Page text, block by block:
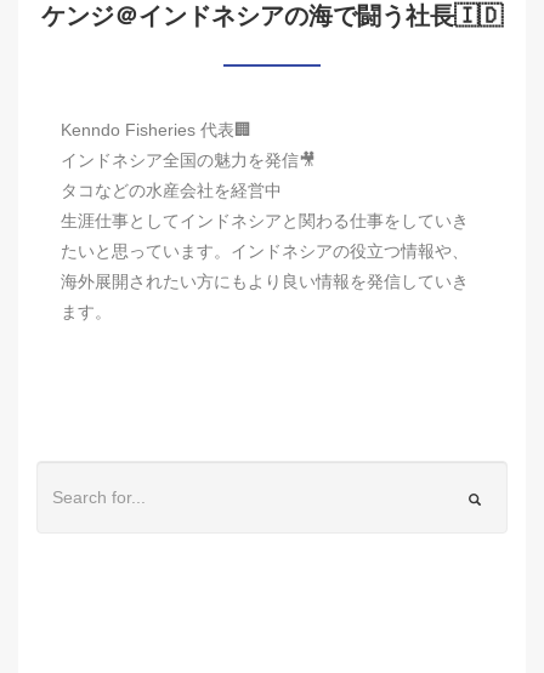
ケンジ＠インドネシアの海で闘う社長🇮🇩
Kenndo Fisheries 代表🏢
インドネシア全国の魅力を発信🎥
タコなどの水産会社を経営中
生涯仕事としてインドネシアと関わる仕事をしていき
たいと思っています。インドネシアの役立つ情報や、
海外展開されたい方にもより良い情報を発信していき
ます。